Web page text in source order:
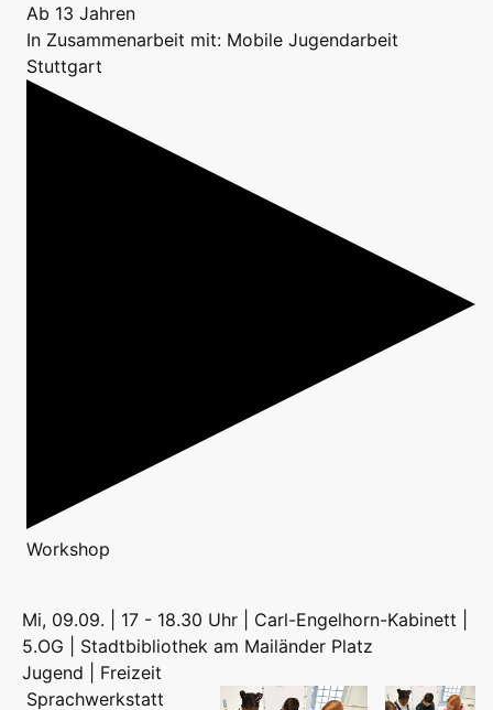
Ab 13 Jahren
In Zusammenarbeit mit: Mobile Jugendarbeit
Stuttgart
Workshop
Mi, 09.09. | 17 - 18.30 Uhr | Carl-Engelhorn-Kabinett |
5.OG | Stadtbibliothek am Mailänder Platz
Jugend | Freizeit
Sprachwerkstatt